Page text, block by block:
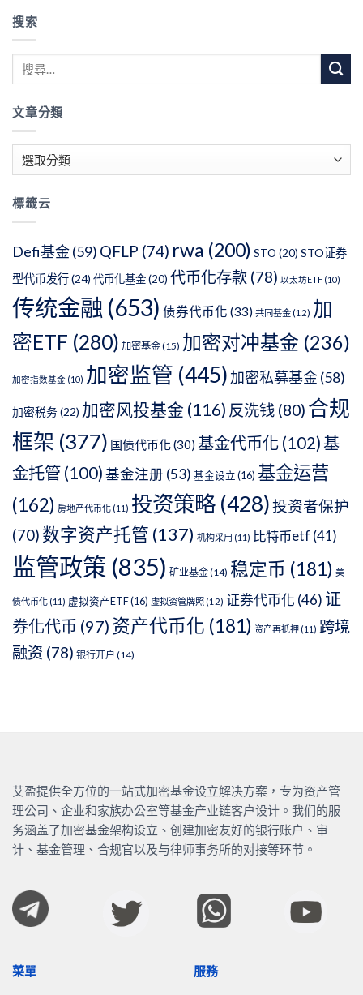
搜索
文章分類
章
類
標籤云
Defi基金(59) QFLP (74) rwa (200) STO (20) STO证券
型代币发行(24) 代币化基金(20) 代币化存款 (78) 以太坊ETF (10)
传统金融 (653) 债券代币化 (33) 共同基金 (12) 加
密ETF (280) 加密基金(15) 加密对冲基金 (236)
加密指数基金 (10) 加密监管 (445) 加密私募基金(58)
加密税务 (22) 加密风投基金 (116) 反洗钱 (80) 合规
框架 (377) 国债代币化(30) 基金代币化 (102) 基
金托管 (100)基金注册 (53) 基金设立 (16) 基金运营
(162) 房地产代币化 (11) 投资策略 (428)投资者保护
(70) 数字资产托管 (137) 机构采用 (11) 比特币etf (41)
监管政策 (835) 矿业基金(14) 稳定币 (181) 美
债代币化 (11) 虚拟资产ETF(16) 虚拟资管牌照 (12) 证券代币化 (46) 证
券化代币 (97) 资产代币化 (181) 资产再抵押 (11) 跨境
融资 (78) 银行开户 (14)
艾盈提供全方位的一站式加密基金设立解决方案，专为资产管
理公司、企业和家族办公室等基金产业链客户设计。我们的服
务涵盖了加密基金架构设立、创建加密友好的银行账户、审
计、基金管理、合规官以及与律师事务所的对接等环节。
菜單 服務